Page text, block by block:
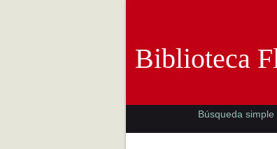
Biblioteca
Búsqueda simple